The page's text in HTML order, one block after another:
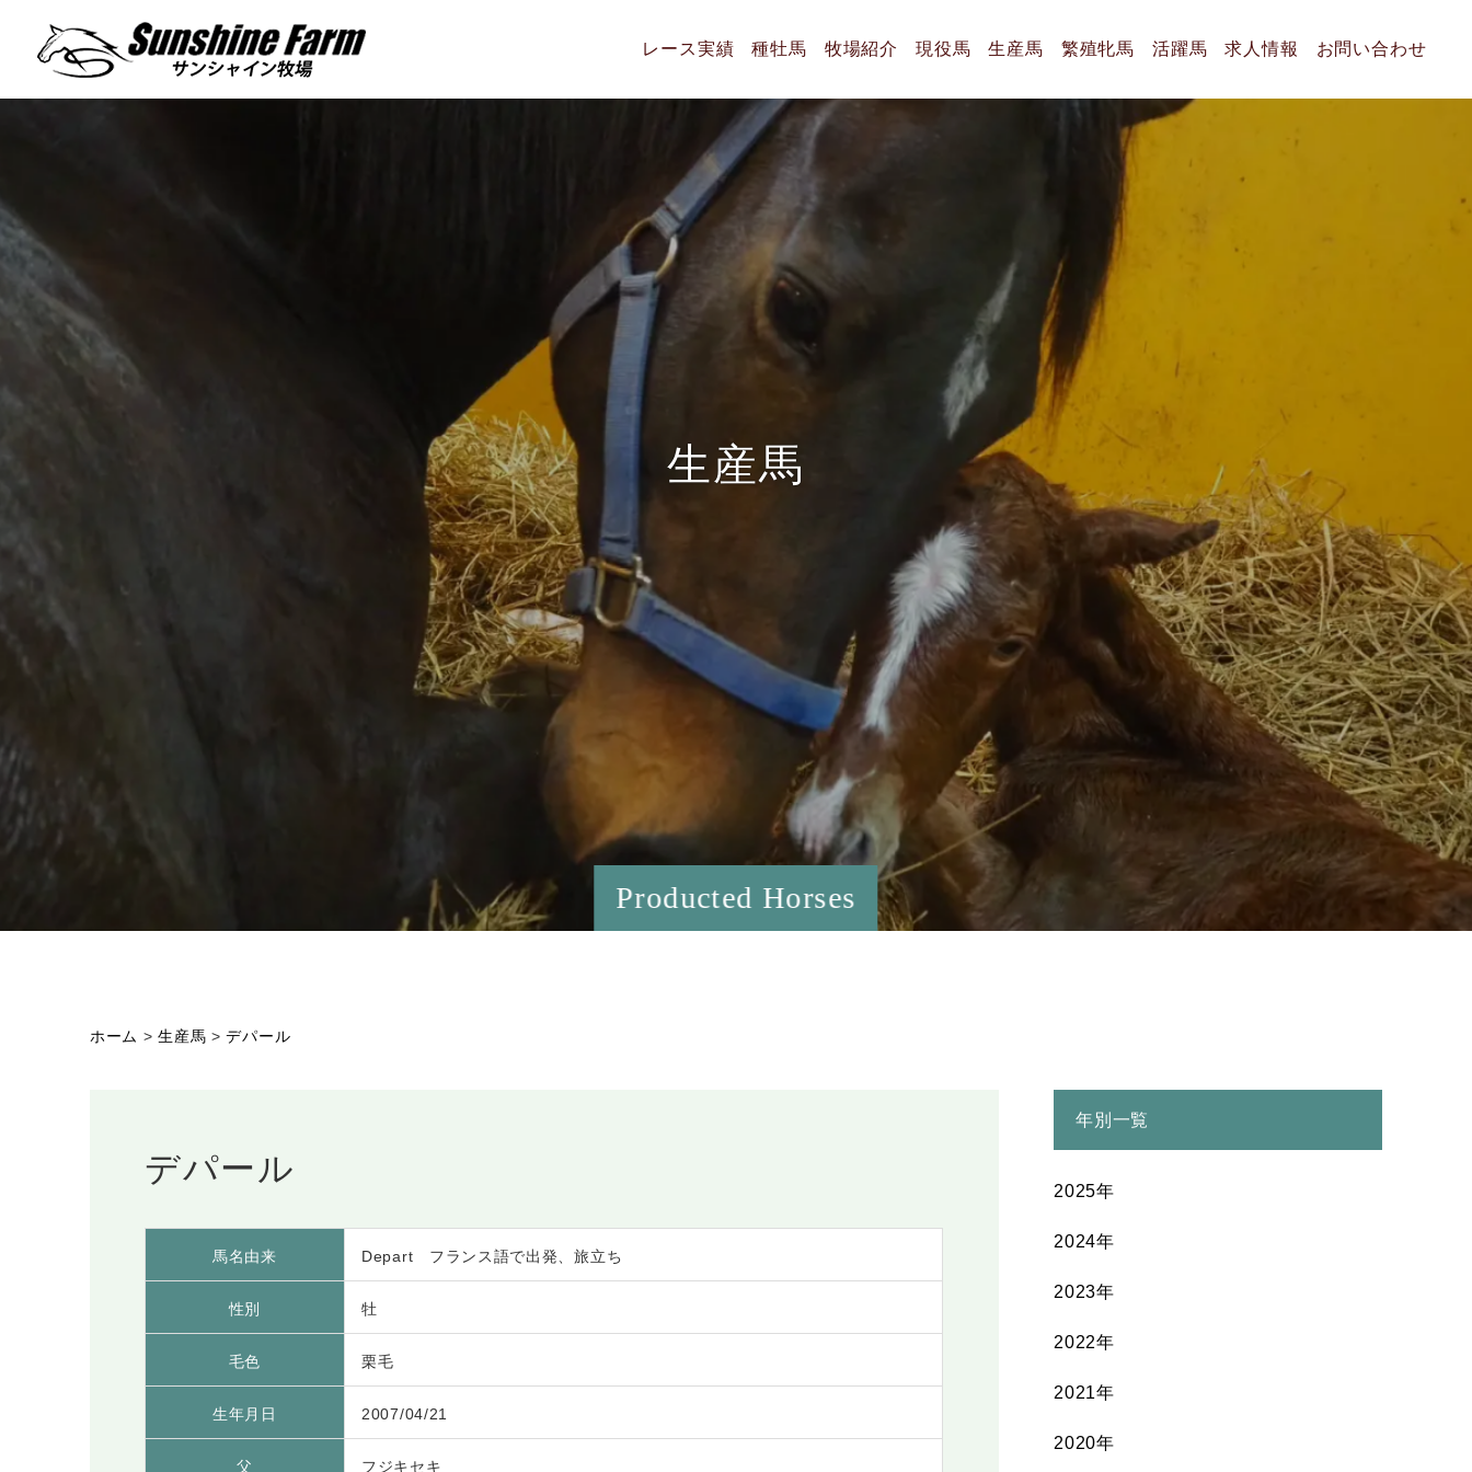
レース実績 種牡馬 牧場紹介 現役馬 生産馬 繁殖牝馬 活躍馬 求人情報 お問い合わせ
Producted Horses
生産馬
ホーム >生産馬 >デパール
デパール
馬名由来 Depart フランス語で出発、旅立ち
性別 牡
毛色 栗毛
生年月日 2007/04/21
父 フジキセキ
年別一覧
2025年
2024年
2023年
2022年
2021年
2020年